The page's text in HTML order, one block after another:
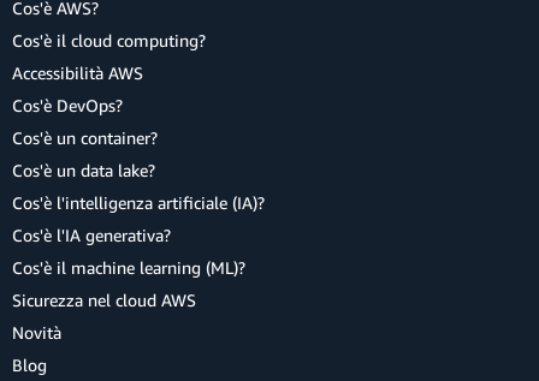
Cos'è AWS?
Cos'è il cloud computing?
Accessibilità AWS
Cos'è DevOps?
Cos'è un container?
Cos'è un data lake?
Cos'è l'intelligenza artificiale (IA)?
Cos'è l'IA generativa?
Cos'è il machine learning (ML)?
Sicurezza nel cloud AWS
Novità
Blog